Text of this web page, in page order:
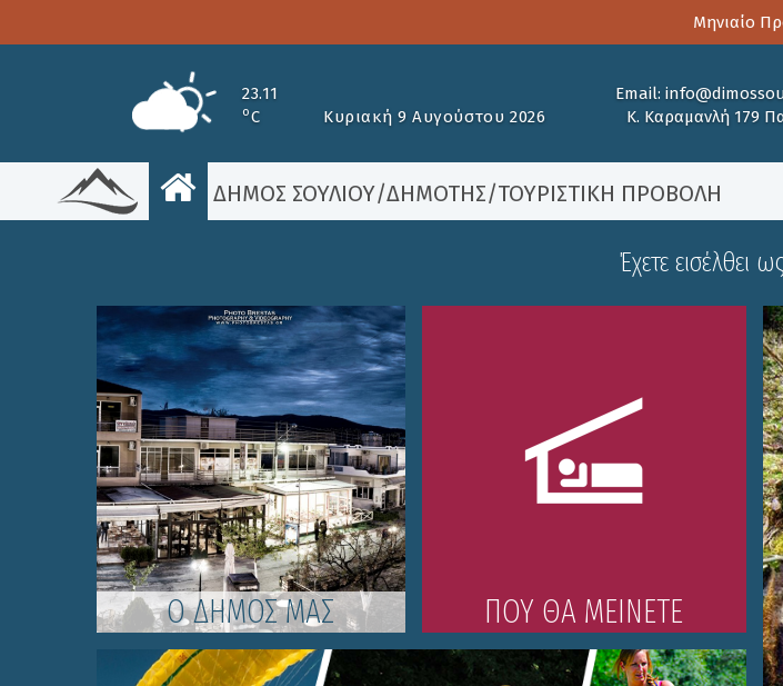
Μηνιαίο
23.11
oC Κυριακή 9 Αυγούστου 2026
Email:
Κ. Καραμανλή 179
ΔΗΜΟΣ ΣΟΥΛΙΟΥ/ΔΗΜΟΤΗΣ/ΤΟΥΡΙΣΤΙΚΗ ΠΡΟΒΟΛΗ
Έχετε εισέλθει
Ο ΔΗΜΟΣ ΜΑΣ ΠΟΥ ΘΑ ΜΕΙΝΕΤΕ